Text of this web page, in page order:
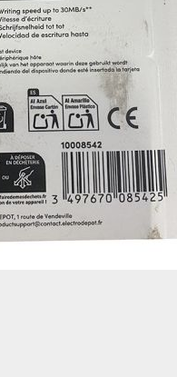
existencia de estas
información de
Información de las
Cookies analíticas
Estas cookies nos
de nuestro sitio
navegan por el sitio
Información de las